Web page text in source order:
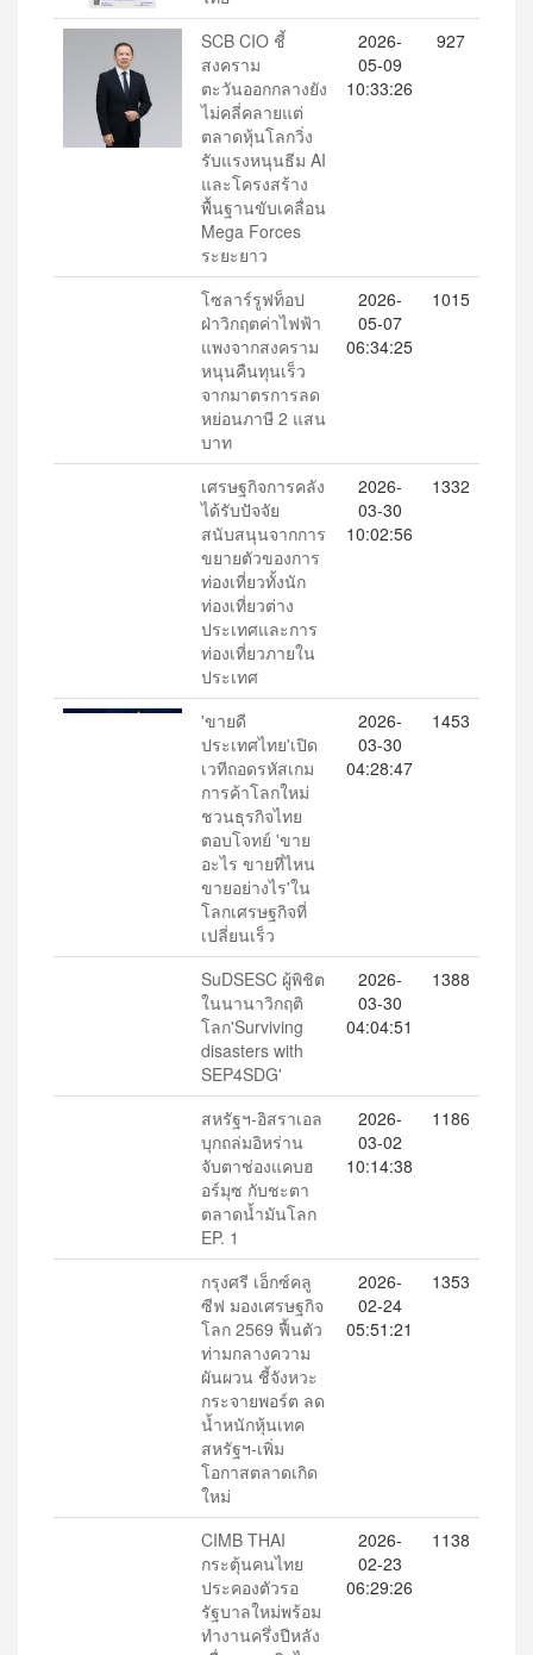
SCB CIO ชี้
สงคราม
ตะวันออกกลางยัง
ไม่คลี่คลายแต่
ตลาดหุ้นโลกวิ่ง
รับแรงหนุนธีม AI
และโครงสร้าง
พื้นฐานขับเคลื่อน
Mega Forces
ระยะยาว
2026-
05-09
10:33:26
927
โซลาร์รูฟท็อป
ฝ่าวิกฤตค่าไฟฟ้า
แพงจากสงคราม
หนุนคืนทุนเร็ว
จากมาตรการลด
หย่อนภาษี 2 แสน
บาท
2026-
05-07
06:34:25
1015
เศรษฐกิจการคลัง
ได้รับปัจจัย
สนับสนุนจากการ
ขยายตัวของการ
ท่องเที่ยวทั้งนัก
ท่องเที่ยวต่าง
ประเทศและการ
ท่องเที่ยวภายใน
ประเทศ
2026-
03-30
10:02:56
1332
'ขายดี
ประเทศไทย'เปิด
เวทีถอดรหัสเกม
การค้าโลกใหม่
ชวนธุรกิจไทย
ตอบโจทย์ 'ขาย
อะไร ขายที่ไหน
ขายอย่างไร'ใน
โลกเศรษฐกิจที่
เปลี่ยนเร็ว
2026-
03-30
04:28:47
1453
SuDSESC ผู้พิชิต
ในนานาวิกฤติ
โลก'Surviving
disasters with
SEP4SDG'
2026-
03-30
04:04:51
1388
สหรัฐฯ-อิสราเอล
บุกถล่มอิหร่าน
จับตาช่องแคบฮ
อร์มุซ กับชะตา
ตลาดน้ำมันโลก
EP. 1
2026-
03-02
10:14:38
1186
กรุงศรี เอ็กซ์คลู
ซีฟ มองเศรษฐกิจ
โลก 2569 ฟื้นตัว
ท่ามกลางความ
ผันผวน ชี้จังหวะ
กระจายพอร์ต ลด
น้ำหนักหุ้นเทค
สหรัฐฯ-เพิ่ม
โอกาสตลาดเกิด
ใหม่
2026-
02-24
05:51:21
1353
CIMB THAI
กระตุ้นคนไทย
ประคองตัวรอ
รัฐบาลใหม่พร้อม
ทำงานครึ่งปีหลัง
2026-
02-23
06:29:26
1138